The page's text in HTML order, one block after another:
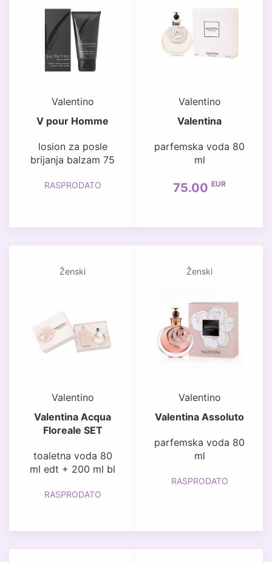
Valentino
V pour Homme
losion za posle
brijanja balzam 75
RASPRODATO
Valentino
Valentina
parfemska voda 80
ml
75.00 EUR
Ženski
Valentino
Valentina Acqua
Floreale SET
toaletna voda 80
ml edt + 200 ml bl
RASPRODATO
Ženski
Valentino
Valentina Assoluto
parfemska voda 80
ml
RASPRODATO